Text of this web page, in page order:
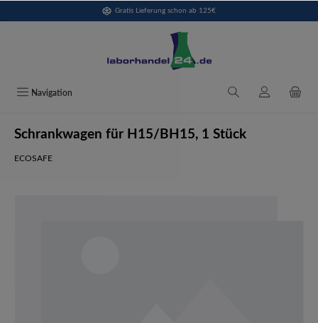
Gratis Lieferung schon ab 125€
Navigation
Schrankwagen für H15/BH15, 1 Stück
ECOSAFE